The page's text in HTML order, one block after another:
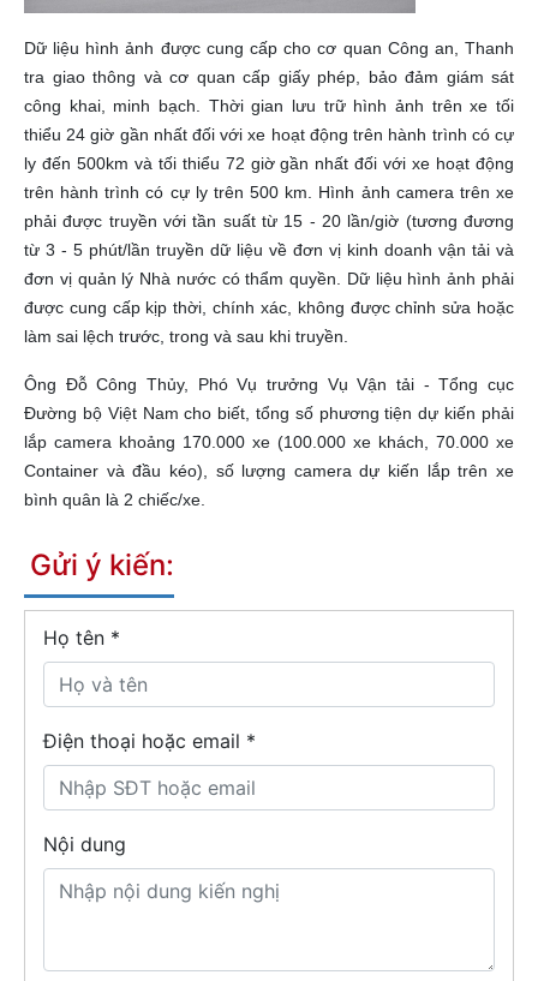
Dữ liệu hình ảnh được cung cấp cho cơ quan Công an, Thanh
tra giao thông và cơ quan cấp giấy phép, bảo đảm giám sát
công khai, minh bạch. Thời gian lưu trữ hình ảnh trên xe tối
thiểu 24 giờ gần nhất đối với xe hoạt động trên hành trình có cự
ly đến 500km và tối thiểu 72 giờ gần nhất đối với xe hoạt động
trên hành trình có cự ly trên 500 km. Hình ảnh camera trên xe
phải được truyền với tần suất từ 15 - 20 lần/giờ (tương đương
từ 3 - 5 phút/lần truyền dữ liệu về đơn vị kinh doanh vận tải và
đơn vị quản lý Nhà nước có thẩm quyền. Dữ liệu hình ảnh phải
được cung cấp kịp thời, chính xác, không được chỉnh sửa hoặc
làm sai lệch trước, trong và sau khi truyền.
Ông Đỗ Công Thủy, Phó Vụ trưởng Vụ Vận tải - Tổng cục
Đường bộ Việt Nam cho biết, tổng số phương tiện dự kiến phải
lắp camera khoảng 170.000 xe (100.000 xe khách, 70.000 xe
Container và đầu kéo), số lượng camera dự kiến lắp trên xe
bình quân là 2 chiếc/xe.
Gửi ý kiến:
Họ tên *
Điện thoại hoặc email *
Nội dung